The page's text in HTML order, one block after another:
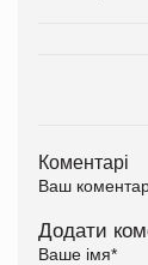
Коментарі
Ваш
Додати
Ваше імя*